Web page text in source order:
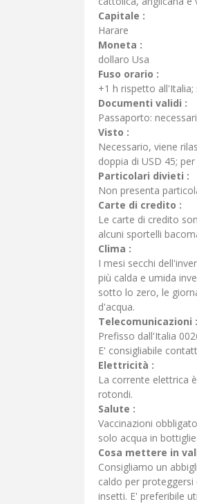
Capitale :
Harare
Moneta :
dollaro Usa
Fuso orario :
+1 h rispetto
Documenti validi :
Passaporto:
Visto :
Necessario, viene
doppia di USD 45;
Particolari divieti :
Non presenta
Carte di credito :
Le carte di credito
alcuni sportelli
Clima :
I mesi secchi
più calda e umida
sotto lo zero, le
d'acqua.
Telecomunicazioni :
Prefisso dall'Italia
E' consigliabile
Elettricità :
La corrente elettrica
rotondi.
Salute :
Vaccinazioni
solo acqua in
Cosa mettere in
Consigliamo un
caldo per
insetti. E' preferibile